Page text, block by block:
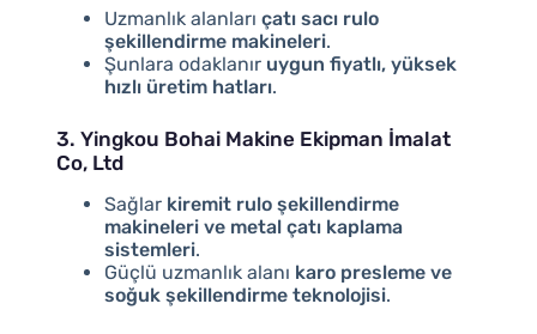
Uzmanlık alanları çatı sacı rulo
şekillendirme makineleri.
Şunlara odaklanır uygun fiyatlı, yüksek
hızlı üretim hatları.
3. Yingkou Bohai Makine Ekipman İmalat
Co, Ltd
Sağlar kiremit rulo şekillendirme
makineleri ve metal çatı kaplama
sistemleri.
Güçlü uzmanlık alanı karo presleme ve
soğuk şekillendirme teknolojisi.